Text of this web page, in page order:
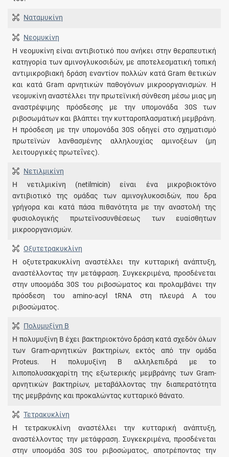
Ναταμυκίνη
Νεομυκίνη
Η νεομυκίνη είναι αντιβιοτικό που ανήκει στην θεραπευτική
κατηγορία των αμινογλυκοσιδών, με αποτελεσματική τοπική
αντιμικροβιακή δράση εναντίον πολλών κατά Gram θετικών
και κατά Gram αρνητικών παθογόνων μικροοργανισμών. Η
νεομυκίνη αναστέλλει την πρωτεϊνική σύνθεση μέσω μιας μη
αναστρέψιμης πρόσδεσης με την υπομονάδα 30S των
ριβοσωμάτων και βλάπτει την κυτταροπλασματική μεμβράνη.
Η πρόσδεση με την υπομονάδα 30S οδηγεί στο σχηματισμό
πρωτεϊνών λανθασμένης αλληλουχίας αμινοξέων (μη
λειτουργικές πρωτεΐνες).
Νετιλμικίνη
Η νετιλμικίνη (netilmicin) είναι ένα μικροβιοκτόνο
αντιβιοτικό της ομάδας των αμινογλυκοσιδών, που δρα
γρήγορα και κατά πάσα πιθανότητα με την αναστολή της
φυσιολογικής πρωτεϊνοσυνθέσεως των ευαίσθητων
μικροοργανισμών.
Οξυτετρακυκλίνη
Η οξυτετρακυκλίνη αναστέλλει την κυτταρική ανάπτυξη,
αναστέλλοντας την μετάφραση. Συγκεκριμένα, προσδένεται
στην υποομάδα 30S του ριβοσώματος και προλαμβάνει την
πρόσδεση του amino-acyl tRNA στη πλευρά Α του
ριβοσώματος.
Πολυμυξίνη B
Η πολυμυξίνη Β έχει βακτηριοκτόνο δράση κατά σχεδόν όλων
των Gram-αρνητικών βακτηρίων, εκτός από την ομάδα
Proteus. Η πολυμυξίνη Β αλληλεπιδρά με το
λιποπολυσακχαρίτη της εξωτερικής μεμβράνης των Gram-
αρνητικών βακτηρίων, μεταβάλλοντας την διαπερατότητα
της μεμβράνης και προκαλώντας κυτταρικό θάνατο.
Τετρακυκλίνη
Η τετρακυκλίνη αναστέλλει την κυτταρική ανάπτυξη,
αναστέλλοντας την μετάφραση. Συγκεκριμένα, προσδένεται
στην υποομάδα 30S του ριβοσώματος, αποτρέποντας την